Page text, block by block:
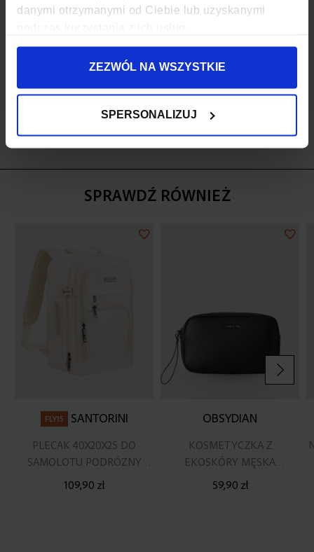
danymi otrzymanymi od Ciebie lub uzyskanymi
ZEZWÓL NA WSZYSTKIE
SPERSONALIZUJ
SZEROKOŚĆ
ZAPIĘCIE KLAMRA KLASYCZNA
SPRAWDŹ RÓWNIEŻ
FLY15 SANTORINI
PLECAK 40X20X25 DO
SAMOLOTU PODRÓŻNY
BEŻOWY
109,90 zł
Dodaj
OBSYDIAN
KOSMETYCZKA Z
EKOSKÓRY MĘSKA
DAMSKA DO BAGAŻU
PODRĘCZNEGO
59,90 zł